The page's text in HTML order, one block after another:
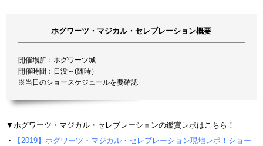
ホグワーツ・マジカル・セレブレーション概要
開催場所：ホグワーツ城
開催時間：日没～(随時）
※当日のショースケジュールを要確認
▼ホグワーツ・マジカル・セレブレーションの鑑賞レポはこちら！
・
【2019】ホグワーツ・マジカル・セレブレーション現地レポ！ショー